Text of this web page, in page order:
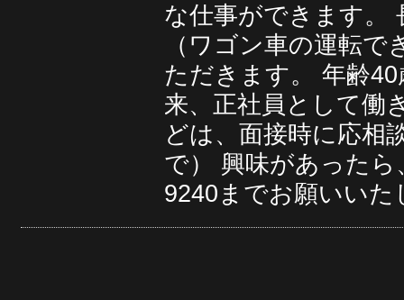
な仕事ができます。
（ワゴン車の運転で
ただきます。
年齢
来、正社員として働
どは、面接時に応相
で）
興味があった
9240までお願いいた